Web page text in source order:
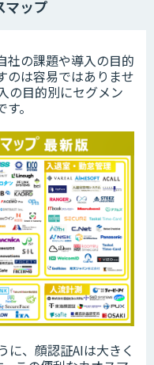
マップ
社の課題や導入の目的
のは容易ではありませ
の目的別にセグメン
。
に、顔認証AIは大きく